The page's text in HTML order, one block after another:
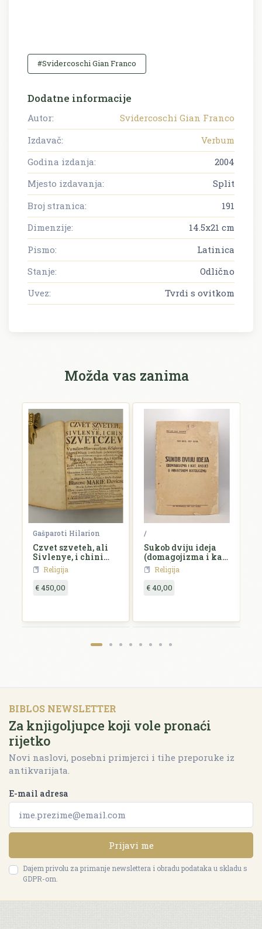
#Svidercoschi Gian Franco
Dodatne informacije
Autor:
Svidercoschi Gian Franco
Izdavač:
Verbum
Godina izdanja:
2004
Mjesto izdavanja:
Split
Broj stranica:
191
Dimenzije:
14.5x21 cm
Pismo:
Latinica
Stanje:
Odlično
Uvez:
Tvrdi s ovitkom
Možda vas zanima
Gašparoti Hilarion
Czvet szveteh, ali
Sivlenye, i chini
szvetczev,...
Religija
€ 450,00
/
Sukob dviju ideja
(domagojizma i kat.
akcije) u hrvatskom
katolicizmu
Religija
€ 40,00
BIBLOS NEWSLETTER
Za knjigoljupce koji vole pronaći
rijetko
Novi naslovi, posebni primjerci i tihe preporuke iz
antikvarijata.
E-mail adresa
Prijavi me
Dajem privolu za primanje newslettera i obradu podataka u skladu s
GDPR-om.